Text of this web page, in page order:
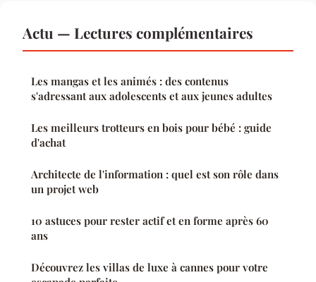
Actu — Lectures complémentaires
Les mangas et les animés : des contenus
s'adressant aux adolescents et aux jeunes adultes
Les meilleurs trotteurs en bois pour bébé : guide
d'achat
Architecte de l'information : quel est son rôle dans
un projet web
10 astuces pour rester actif et en forme après 60
ans
Découvrez les villas de luxe à cannes pour votre